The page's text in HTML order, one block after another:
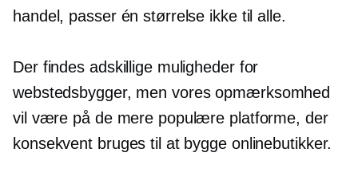
handel, passer én størrelse ikke til alle.
Der findes adskillige muligheder for
webstedsbygger, men vores opmærksomhed
vil være på de mere populære platforme, der
konsekvent bruges til at bygge onlinebutikker.